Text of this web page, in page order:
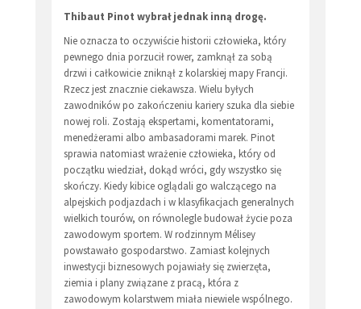
Thibaut Pinot wybrał jednak inną drogę.
Nie oznacza to oczywiście historii człowieka, który
pewnego dnia porzucił rower, zamknął za sobą
drzwi i całkowicie zniknął z kolarskiej mapy Francji.
Rzecz jest znacznie ciekawsza. Wielu byłych
zawodników po zakończeniu kariery szuka dla siebie
nowej roli. Zostają ekspertami, komentatorami,
menedżerami albo ambasadorami marek. Pinot
sprawia natomiast wrażenie człowieka, który od
początku wiedział, dokąd wróci, gdy wszystko się
skończy. Kiedy kibice oglądali go walczącego na
alpejskich podjazdach i w klasyfikacjach generalnych
wielkich tourów, on równolegle budował życie poza
zawodowym sportem. W rodzinnym Mélisey
powstawało gospodarstwo. Zamiast kolejnych
inwestycji biznesowych pojawiały się zwierzęta,
ziemia i plany związane z pracą, która z
zawodowym kolarstwem miała niewiele wspólnego.